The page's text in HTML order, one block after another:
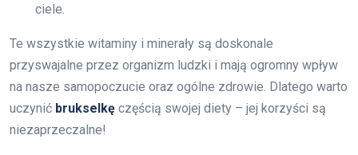
ciele.
Te wszystkie witaminy i minerały są doskonale
przyswajalne przez organizm ludzki i mają ogromny wpływ
na nasze samopoczucie oraz ogólne zdrowie. Dlatego warto
uczynić brukselkę częścią swojej diety – jej korzyści są
niezaprzeczalne!